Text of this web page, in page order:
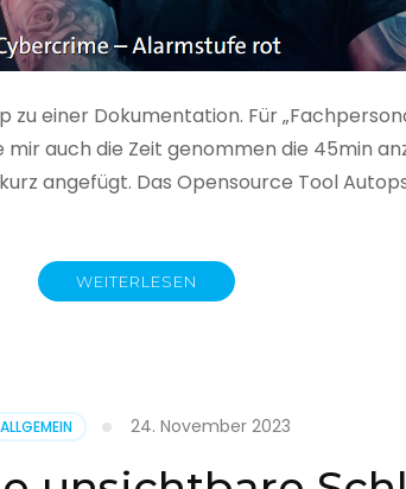
zu einer Dokumentation. Für
auch die Zeit genommen die 45min
angefügt. Das Opensource Tool
WEITERLESEN
zu
rot
ALLGEMEIN 24. November 2023